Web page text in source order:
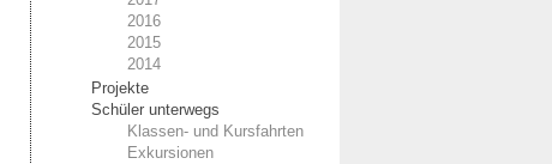
2016
2015
2014
Projekte
Schüler unterwegs
Klassen- und Kursfahrten
Exkursionen